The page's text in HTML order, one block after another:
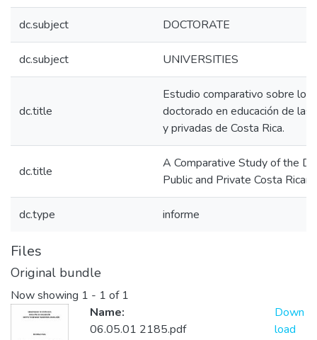
dc.subject DOCTORATE
dc.subject UNIVERSITIES
dc.title
Estudio comparativo sobre los
doctorado en educación de las
y privadas de Costa Rica.
dc.title
A Comparative Study of the
Public and Private Costa Rican
dc.type informe
Files
Original bundle
Now showing 1 - 1 of 1
Name:
06.05.01 2185.pdf
Down
load